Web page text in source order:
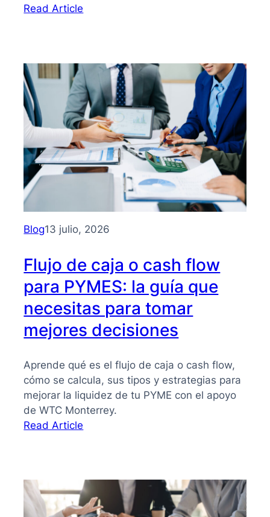
Read Article
y
cómo
hacer
crecer
tu
PYME
sin
depender
inversionistas
Blog13 julio, 2026
Flujo de caja o cash flow
para PYMES: la guía que
necesitas para tomar
mejores decisiones
Aprende qué es el flujo de caja o cash flow,
cómo se calcula, sus tipos y estrategias para
mejorar la liquidez de tu PYME con el apoyo
de WTC Monterrey.
Read Article
o
cash